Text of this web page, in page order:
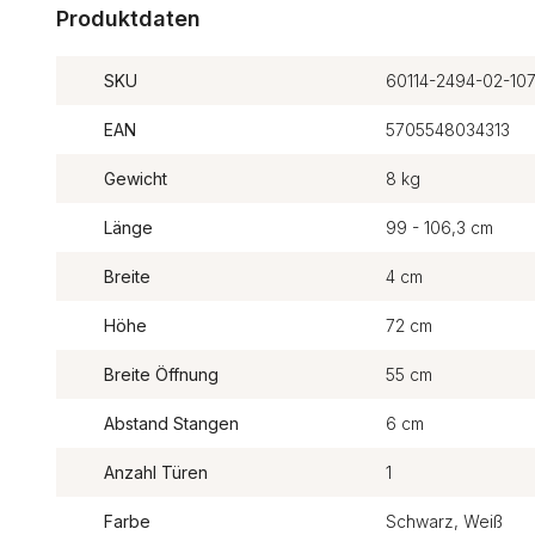
Produktdaten
SKU 60114-2494-02-
EAN 5705548034313
Gewicht 8 kg
Länge 99 - 106,3 cm
Breite 4 cm
Höhe 72 cm
Breite Öffnung 55 cm
Abstand Stangen 6 cm
Anzahl Türen 1
Farbe Schwarz, Weiß